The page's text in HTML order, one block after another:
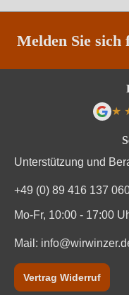
Region
Traubenfarbe
Melden Sie sich
Unterstützung und
+49 (0) 89 416 137
Mo-Fr, 10:00 - 17:00
Mail:
Vertrag Widerruf
★